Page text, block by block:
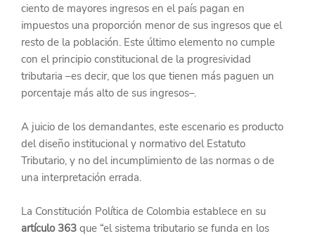
ciento de mayores ingresos en el país pagan en
impuestos una proporción menor de sus ingresos que el
resto de la población. Este último elemento no cumple
con el principio constitucional de la progresividad
tributaria –es decir, que los que tienen más paguen un
porcentaje más alto de sus ingresos–.
A juicio de los demandantes, este escenario es producto
del diseño institucional y normativo del Estatuto
Tributario, y no del incumplimiento de las normas o de
una interpretación errada.
La Constitución Política de Colombia establece en su
artículo 363 que “el sistema tributario se funda en los